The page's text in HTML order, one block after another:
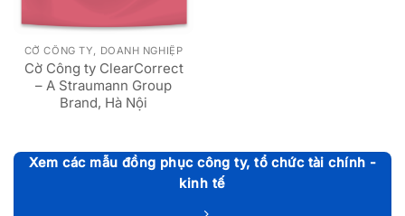
CỜ CÔNG TY, DOANH NGHIỆP
Cờ Công ty ClearCorrect
– A Straumann Group
Brand, Hà Nội
Xem các mẫu đồng phục công ty, tổ chức tài chính -
kinh tế